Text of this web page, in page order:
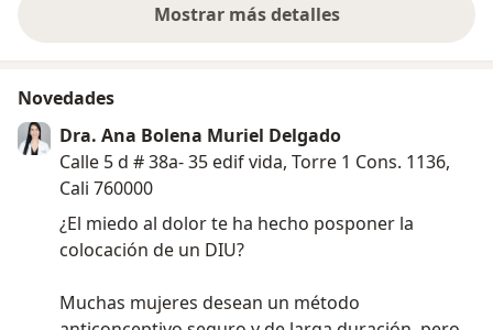
Mostrar más detalles
sobre la experiencia
Novedades
Dra. Ana Bolena Muriel Delgado
Calle 5 d # 38a- 35 edif vida, Torre 1 Cons. 1136,
Cali 760000
¿El miedo al dolor te ha hecho posponer la
colocación de un DIU?
Muchas mujeres desean un método